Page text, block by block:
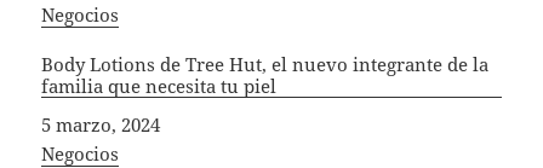
In relation to
Negocios
Body Lotions de Tree Hut, el nuevo integrante de la
familia que necesita tu piel
Fecha
5 marzo, 2024
In relation to
Negocios